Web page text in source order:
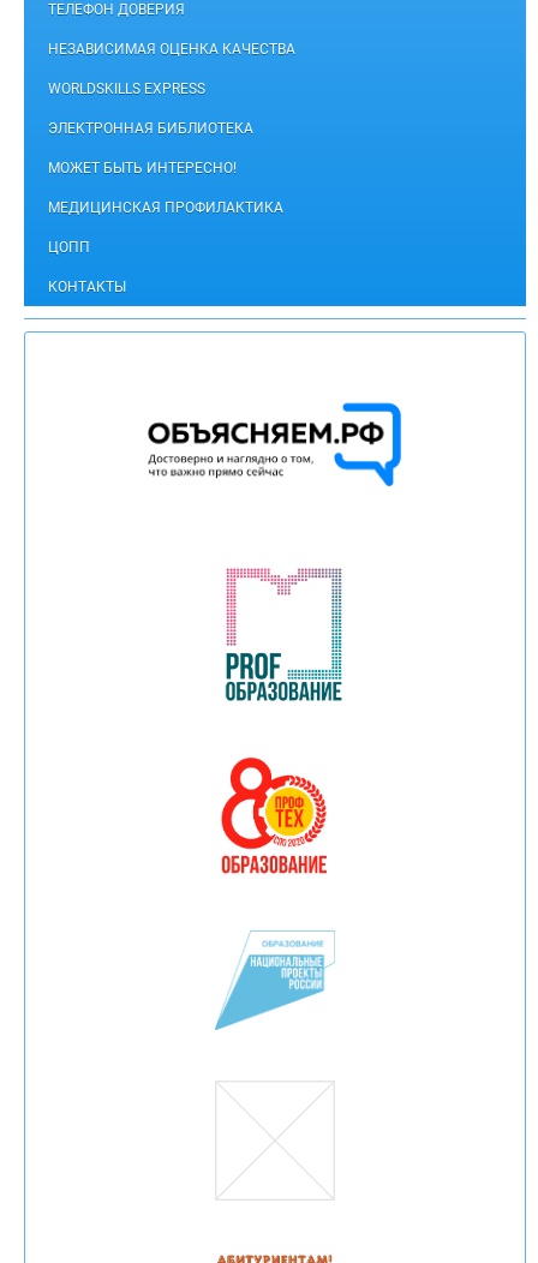
ТЕЛЕФОН ДОВЕРИЯ
НЕЗАВИСИМАЯ ОЦЕНКА КАЧЕСТВА
WORLDSKILLS EXPRESS
ЭЛЕКТРОННАЯ БИБЛИОТЕКА
МОЖЕТ БЫТЬ ИНТЕРЕСНО!
МЕДИЦИНСКАЯ ПРОФИЛАКТИКА
ЦОПП
КОНТАКТЫ